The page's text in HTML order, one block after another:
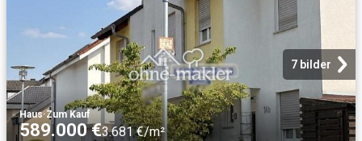
7 bilder
Haus·Zum Kauf
589.000 €3.681 €/m²